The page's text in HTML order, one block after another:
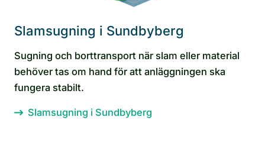
Slamsugning i Sundbyberg
Sugning och borttransport när slam eller material
behöver tas om hand för att anläggningen ska
fungera stabilt.
Slamsugning i Sundbyberg